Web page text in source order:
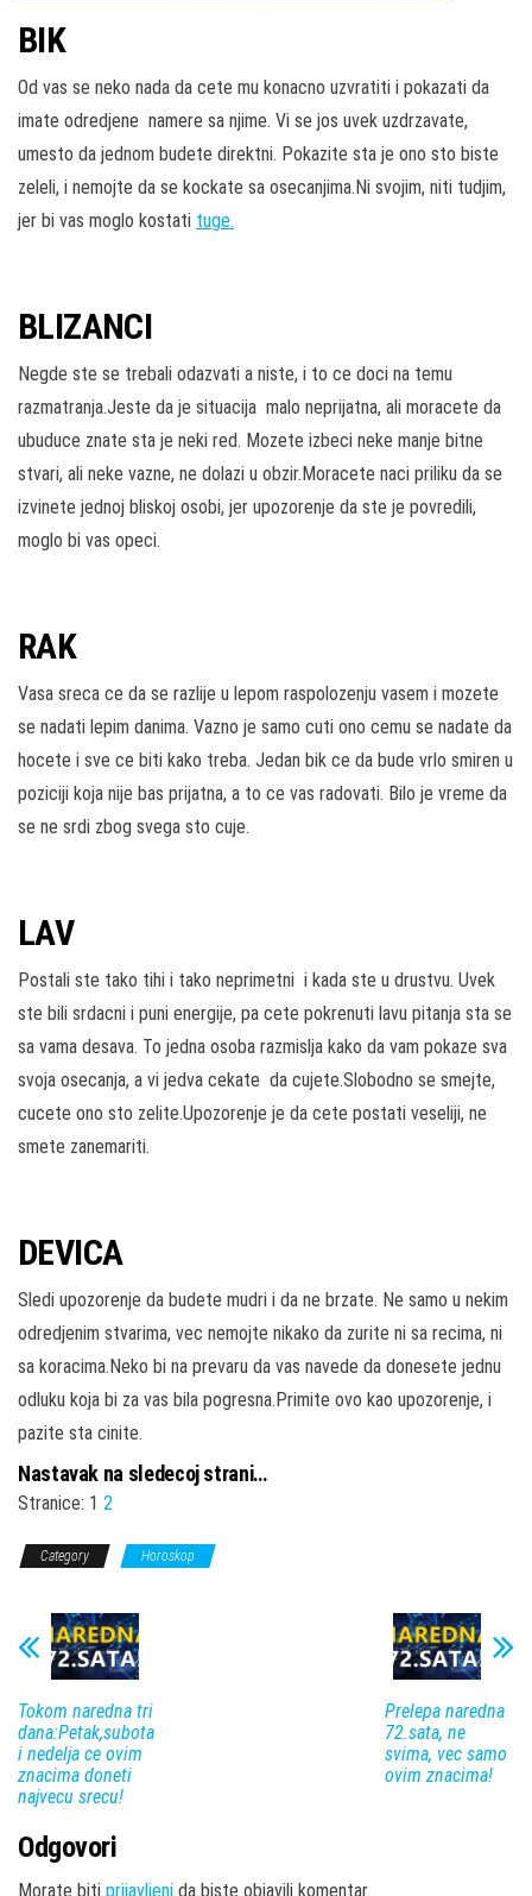
BIK
Od vas se neko nada da cete mu konacno uzvratiti i pokazati da
imate odredjene namere sa njime. Vi se jos uvek uzdrzavate,
umesto da jednom budete direktni. Pokazite sta je ono sto biste
zeleli, i nemojte da se kockate sa osecanjima.Ni svojim, niti tudjim,
jer bi vas moglo kostati tuge.
BLIZANCI
Negde ste se trebali odazvati a niste, i to ce doci na temu
razmatranja.Jeste da je situacija malo neprijatna, ali moracete da
ubuduce znate sta je neki red. Mozete izbeci neke manje bitne
stvari, ali neke vazne, ne dolazi u obzir.Moracete naci priliku da se
izvinete jednoj bliskoj osobi, jer upozorenje da ste je povredili,
moglo bi vas opeci.
RAK
Vasa sreca ce da se razlije u lepom raspolozenju vasem i mozete
se nadati lepim danima. Vazno je samo cuti ono cemu se nadate da
hocete i sve ce biti kako treba. Jedan bik ce da bude vrlo smiren u
poziciji koja nije bas prijatna, a to ce vas radovati. Bilo je vreme da
se ne srdi zbog svega sto cuje.
LAV
Postali ste tako tihi i tako neprimetni i kada ste u drustvu. Uvek
ste bili srdacni i puni energije, pa cete pokrenuti lavu pitanja sta se
sa vama desava. To jedna osoba razmislja kako da vam pokaze sva
svoja osecanja, a vi jedva cekate da cujete.Slobodno se smejte,
cucete ono sto zelite.Upozorenje je da cete postati veseliji, ne
smete zanemariti.
DEVICA
Sledi upozorenje da budete mudri i da ne brzate. Ne samo u nekim
odredjenim stvarima, vec nemojte nikako da zurite ni sa recima, ni
sa koracima.Neko bi na prevaru da vas navede da donesete jednu
odluku koja bi za vas bila pogresna.Primite ovo kao upozorenje, i
pazite sta cinite.
Nastavak na sledecoj strani…
Stranice: 1 2
Category Horoskop
Tokom naredna tri
dana:Petak,subota
i nedelja ce ovim
znacima doneti
najvecu srecu!
Prelepa naredna
72.sata, ne
svima, vec samo
ovim znacima!
Odgovori
Morate biti prijavljeni da biste objavili komentar.